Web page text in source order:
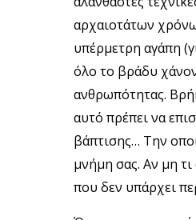
αρχαιοτάτων
υπέρμετρη αγάπη
όλο το βράδυ
ανθρωπότητας.
αυτό πρέπει να
βάπτισης… Την
μνήμη σας. Αν μη
που δεν υπάρχει